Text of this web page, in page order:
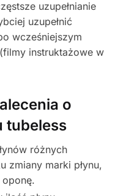
uzupełnianie
uzupełnić
wcześniejszym
instruktażowe w
o
tubeless
różnych
zmiany marki płynu,
oponę.